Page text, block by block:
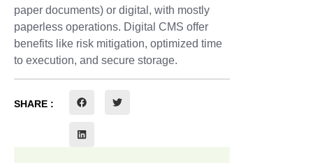
paper documents) or digital, with mostly
paperless operations. Digital CMS offer
benefits like risk mitigation, optimized time
to execution, and secure storage.
SHARE :